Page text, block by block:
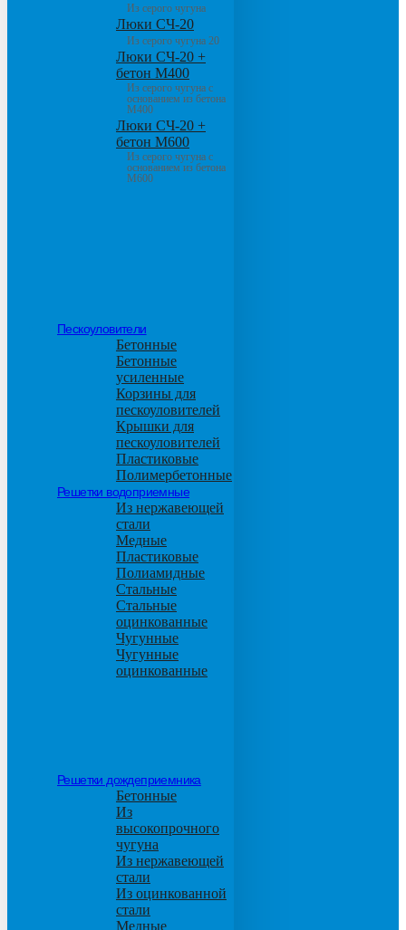
Из серого чугуна
Люки СЧ-20
Из серого чугуна 20
Люки СЧ-20 +
бетон М400
Из серого чугуна с
основанием из бетона
М400
Люки СЧ-20 +
бетон М600
Из серого чугуна с
основанием из бетона
М600
Пескоуловители
Бетонные
Бетонные
усиленные
Корзины для
пескоуловителей
Крышки для
пескоуловителей
Пластиковые
Полимербетонные
Решетки водоприемные
Из нержавеющей
стали
Медные
Пластиковые
Полиамидные
Стальные
Стальные
оцинкованные
Чугунные
Чугунные
оцинкованные
Решетки дождеприемника
Бетонные
Из
высокопрочного
чугуна
Из нержавеющей
стали
Из оцинкованной
стали
Медные